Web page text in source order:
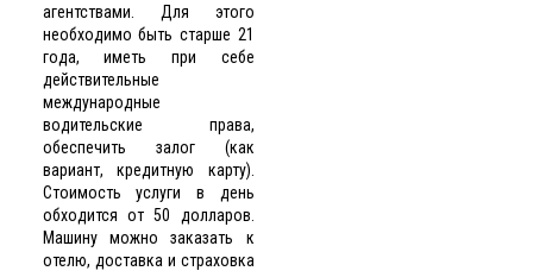
агентствами. Для этого
необходимо быть старше 21
года, иметь при себе
действительные
международные
водительские права,
обеспечить залог (как
вариант, кредитную карту).
Стоимость услуги в день
обходится от 50 долларов.
Машину можно заказать к
отелю, доставка и страховка